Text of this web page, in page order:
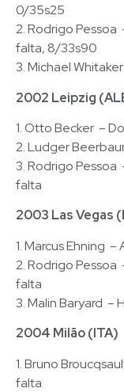
0/35s25
2. Rodrigo
falta, 8/33s90
3. Michael
2002 Leipzig
1. Otto Becker –
2. Ludger
3. Rodrigo Pessoa
falta
2003 Las Vegas
1. Marcus Ehning
2. Rodrigo
falta
3. Malin Baryard –
2004 Milão (ITA)
1. Bruno
falta